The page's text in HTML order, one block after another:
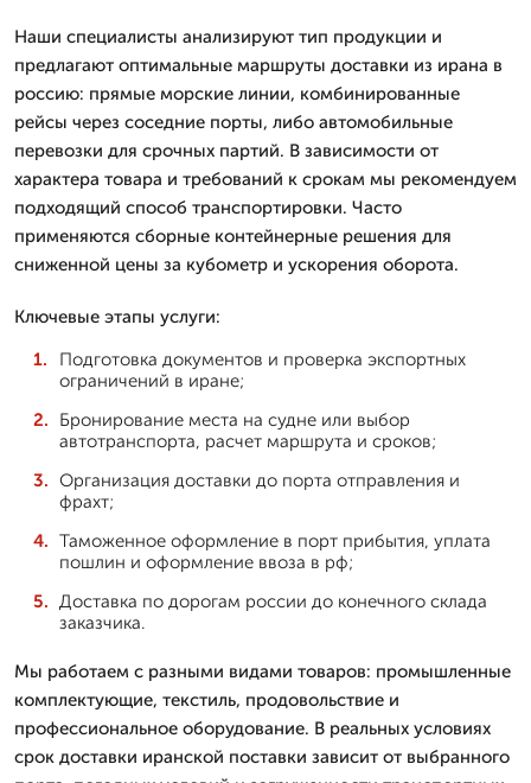
Наши специалисты анализируют тип продукции и
предлагают оптимальные маршруты доставки из ирана в
россию: прямые морские линии, комбинированные
рейсы через соседние порты, либо автомобильные
перевозки для срочных партий. В зависимости от
характера товара и требований к срокам мы рекомендуем
подходящий способ транспортировки. Часто
применяются сборные контейнерные решения для
сниженной цены за кубометр и ускорения оборота.
Ключевые этапы услуги:
Подготовка документов и проверка экспортных
ограничений в иране;
Бронирование места на судне или выбор
автотранспорта, расчет маршрута и сроков;
Организация доставки до порта отправления и
фрахт;
Таможенное оформление в порт прибытия, уплата
пошлин и оформление ввоза в рф;
Доставка по дорогам россии до конечного склада
заказчика.
Мы работаем с разными видами товаров: промышленные
комплектующие, текстиль, продовольствие и
профессиональное оборудование. В реальных условиях
срок доставки иранской поставки зависит от выбранного